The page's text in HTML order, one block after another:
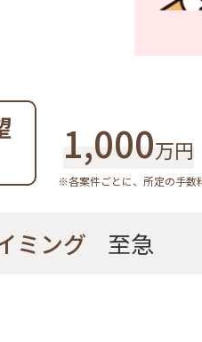
1,000万円
※各案件ごとに、所定の手数
ミング 至急